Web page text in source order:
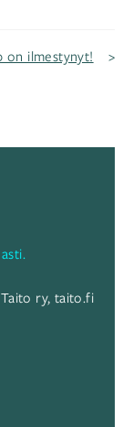
on ilmestynyt!
ry, taito.fi